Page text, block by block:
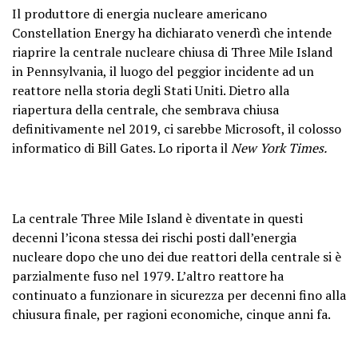
Il produttore di energia nucleare americano
Constellation Energy ha dichiarato venerdì che intende
riaprire la centrale nucleare chiusa di Three Mile Island
in Pennsylvania, il luogo del peggior incidente ad un
reattore nella storia degli Stati Uniti. Dietro alla
riapertura della centrale, che sembrava chiusa
definitivamente nel 2019, ci sarebbe Microsoft, il colosso
informatico di Bill Gates. Lo riporta ilNew York Times.
La centrale Three Mile Island è diventate in questi
decenni l’icona stessa dei rischi posti dall’energia
nucleare dopo che uno dei due reattori della centrale si è
parzialmente fuso nel 1979. L’altro reattore ha
continuato a funzionare in sicurezza per decenni fino alla
chiusura finale, per ragioni economiche, cinque anni fa.